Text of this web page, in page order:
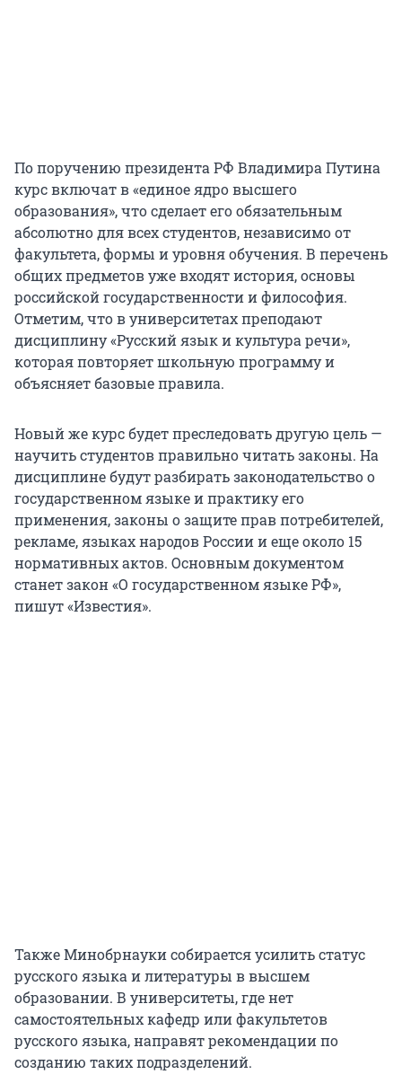
По поручению президента РФ Владимира Путина
курс включат в «единое ядро высшего
образования», что сделает его обязательным
абсолютно для всех студентов, независимо от
факультета, формы и уровня обучения. В перечень
общих предметов уже входят история, основы
российской государственности и философия.
Отметим, что в университетах преподают
дисциплину «Русский язык и культура речи»,
которая повторяет школьную программу и
объясняет базовые правила.
Новый же курс будет преследовать другую цель —
научить студентов правильно читать законы. На
дисциплине будут разбирать законодательство о
государственном языке и практику его
применения, законы о защите прав потребителей,
рекламе, языках народов России и еще около 15
нормативных актов. Основным документом
станет закон «О государственном языке РФ»,
пишут «Известия».
Также Минобрнауки собирается усилить статус
русского языка и литературы в высшем
образовании. В университеты, где нет
самостоятельных кафедр или факультетов
русского языка, направят рекомендации по
созданию таких подразделений.